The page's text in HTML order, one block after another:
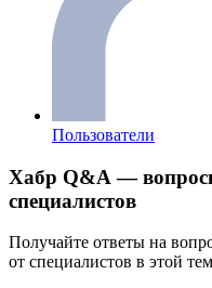
Пользователи
Хабр Q&A —
специалистов
Получайте ответы на
от специалистов в этой